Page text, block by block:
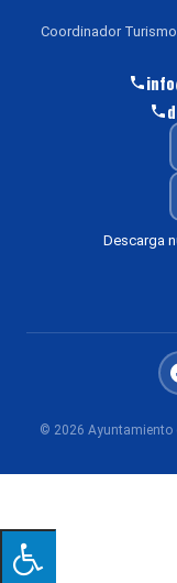
Coordinador
Descarga
© 2026 Ayuntamiento